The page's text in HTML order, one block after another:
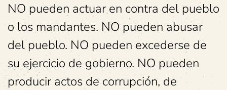
NO pueden actuar en contra del pueblo
o los mandantes. NO pueden abusar
del pueblo. NO pueden excederse de
su ejercicio de gobierno. NO pueden
producir actos de corrupción, de